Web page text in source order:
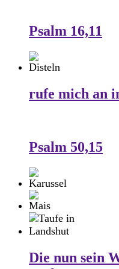
Psalm 16,11
rufe mich an
Psalm 50,15
Die nun sein